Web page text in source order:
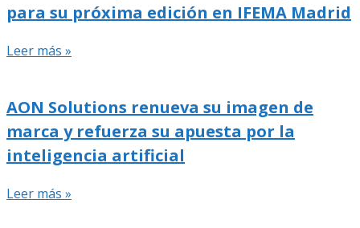
para su próxima edición en IFEMA Madrid
Leer más »
AON Solutions renueva su imagen de
marca y refuerza su apuesta por la
inteligencia artificial
Leer más »